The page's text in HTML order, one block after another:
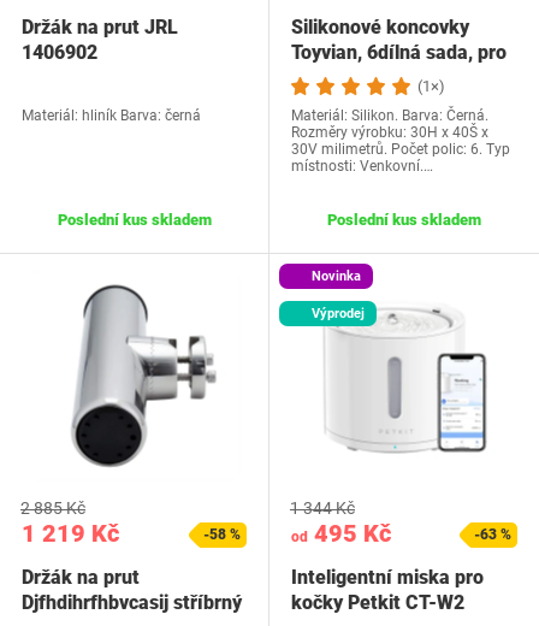
Držák na prut JRL
1406902
Materiál: hliník Barva: černá
Poslední kus skladem
Silikonové koncovky
Toyvian, 6dílná sada, pro
rybářské…
(1×)
Materiál: Silikon. Barva: Černá.
Rozměry výrobku: 30H x 40Š x
30V milimetrů. Počet polic: 6. Typ
místnosti: Venkovní.…
Poslední kus skladem
1 219 Kč
2 885 Kč
-58 %
Držák na prut
Djfhdihrfhbvcasij stříbrný
Novinka
Výprodej
od 495 Kč
1 344 Kč
-63 %
Inteligentní miska pro
kočky Petkit CT-W2